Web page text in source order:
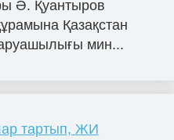
Ә. Қуантыров
Қазақстан
мин...
тартып, ЖИ